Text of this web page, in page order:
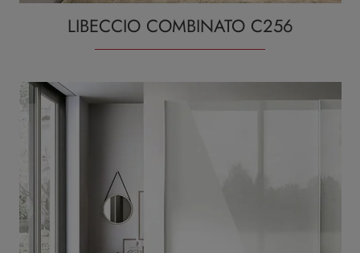
LIBECCIO COMBINATO C256